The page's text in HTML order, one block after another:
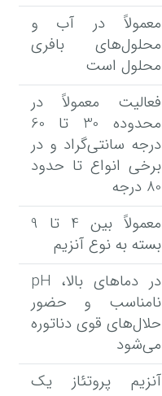
معمولاً در آب و
محلول‌های بافری
محلول است
فعالیت معمولاً در
محدوده 30 تا 60
درجه سانتی‌گراد و در
برخی انواع تا حدود
80 درجه
معمولاً بین 4 تا 9
بسته به نوع آنزیم
در دماهای بالا، pH
نامناسب و حضور
حلال‌های قوی دناتوره
می‌شود
آنزیم پروتئاز یک